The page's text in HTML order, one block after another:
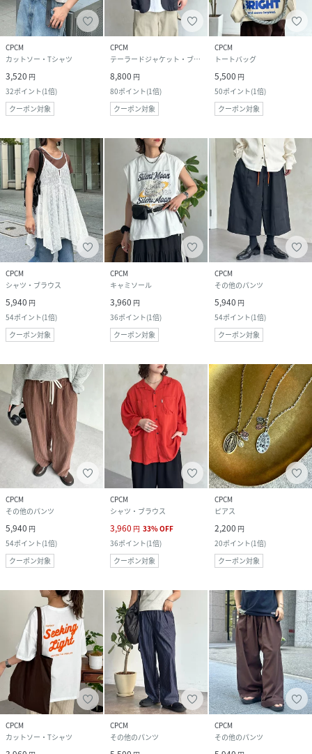
CPCM
カットソー・Tシャツ
3,520 円
32ポイント(1倍)
クーポン対象
CPCM
テーラードジャケット・ブレザー
8,800 円
80ポイント(1倍)
クーポン対象
CPCM
トートバッグ
5,500 円
50ポイント(1倍)
クーポン対象
CPCM
シャツ・ブラウス
5,940 円
54ポイント(1倍)
クーポン対象
CPCM
キャミソール
3,960 円
36ポイント(1倍)
クーポン対象
CPCM
その他のパンツ
5,940 円
54ポイント(1倍)
クーポン対象
CPCM
その他のパンツ
5,940 円
54ポイント(1倍)
クーポン対象
CPCM
シャツ・ブラウス
3,960 円 33%OFF
36ポイント(1倍)
クーポン対象
CPCM
ピアス
2,200 円
20ポイント(1倍)
クーポン対象
CPCM
カットソー・Tシャツ
CPCM
その他のパンツ
CPCM
その他のパンツ